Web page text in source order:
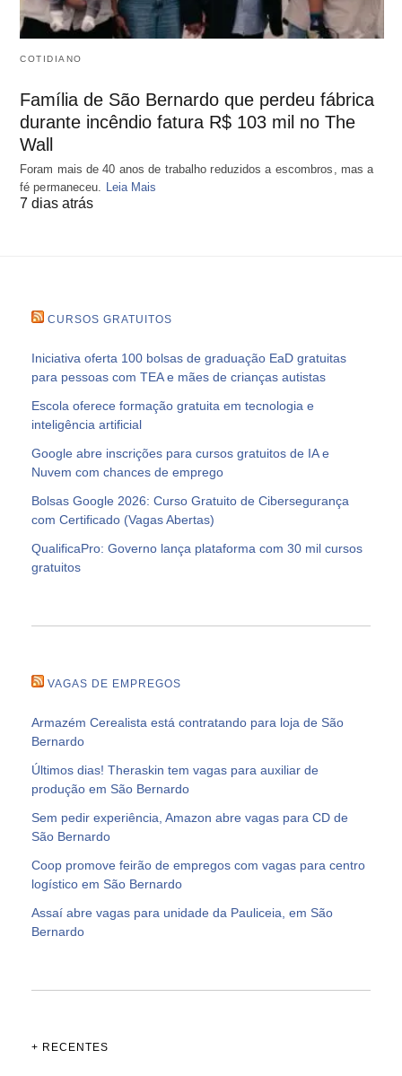
COTIDIANO
Família de São Bernardo que perdeu fábrica
durante incêndio fatura R$ 103 mil no The
Wall
Foram mais de 40 anos de trabalho reduzidos a escombros, mas a
fé permaneceu.
Leia Mais
7 dias atrás
CURSOS GRATUITOS
Iniciativa oferta 100 bolsas de graduação EaD gratuitas
para pessoas com TEA e mães de crianças autistas
Escola oferece formação gratuita em tecnologia e
inteligência artificial
Google abre inscrições para cursos gratuitos de IA e
Nuvem com chances de emprego
Bolsas Google 2026: Curso Gratuito de Cibersegurança
com Certificado (Vagas Abertas)
QualificaPro: Governo lança plataforma com 30 mil cursos
gratuitos
VAGAS DE EMPREGOS
Armazém Cerealista está contratando para loja de São
Bernardo
Últimos dias! Theraskin tem vagas para auxiliar de
produção em São Bernardo
Sem pedir experiência, Amazon abre vagas para CD de
São Bernardo
Coop promove feirão de empregos com vagas para centro
logístico em São Bernardo
Assaí abre vagas para unidade da Pauliceia, em São
Bernardo
+ RECENTES